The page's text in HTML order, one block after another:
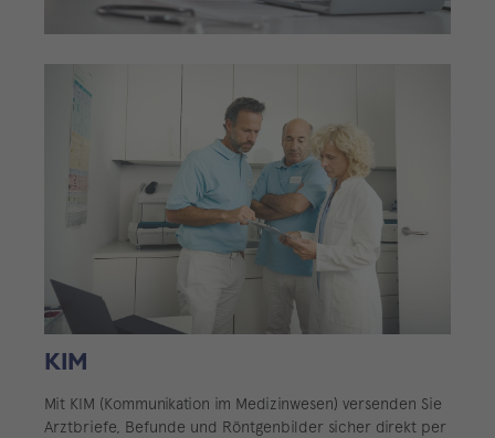
KIM
Mit KIM (Kommunikation im Medizinwesen) versenden Sie
Arztbriefe, Befunde und Röntgenbilder sicher direkt per